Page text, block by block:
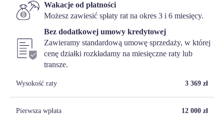
Wakacje od płatności
Możesz zawiesić spłaty rat na okres 3 i 6 miesięcy.
Bez dodatkowej umowy kredytowej
Zawieramy standardową umowę sprzedaży, w której
cenę działki rozkładamy na miesięczne raty lub
transze.
Wysokość raty 3 369 zł
Pierwsza wpłata 12 000 zł